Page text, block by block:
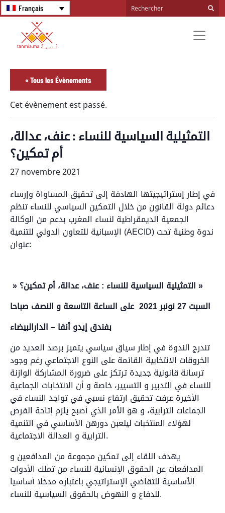
Français
« Tous les Évènements
Cet évènement est passé.
التمثيلية السياسية للنساء : عنف، عدالة،
أم تمكين؟
27 novembre 2021
في إطار إستراتيجيتها الهادفة إلى تحقيق المساواة وإرساء
دعائم دولة القانون من خلال التمكين السياسي للنساء تنظم
الجمعية الديمقراطية لنساء المغرب بدعم من الوكالة
الإسبانية للتعاون الدولي للتنمية (AECID) ندوة وطنية تحت
عنوان:
» التمثيلية السياسية للنساء : عنف، عدالة، أم تمكين؟ »
السبت 27 نونبر 2021 على الساعة التاسعة و النصف صباحا
بفندق إيدو أنفا – الدارالبيضاء
تندرج الندوة في إطار سياق سياسي يتميز برصد العديد من
الخروقات الانتخابية القائمة على النوع الاجتماعي رغم وجود
ترسانة قانونية جديدة ترتكز على ضرورة المشاركة الوازنة
للنساء في التدبير و التسيير، خاصة و أن الانتخابات الجماعية
الأخيرة عرفت تحقيق ارتفاع نسبي في تواجد النساء في
الجماعات الترابية، و هو الأمر الذي أصبح يلزم إتاحة الفرص
لهؤلاء المنتخبات ليلعبن دورهن الأساسي في التنمية
الترابية و العدالة الاجتماعية.
يهدف اللقاء إلى تمكين مجموعة من المدافعين و
المدافعات عن الحقوق الإنسانية للنساء من تملك الأدوات
الأساسية للتقاضي الإستراتيجي باعتباره مدخلا أساسيا
للدفاع و النهوض بالحقوق السياسية للنساء.